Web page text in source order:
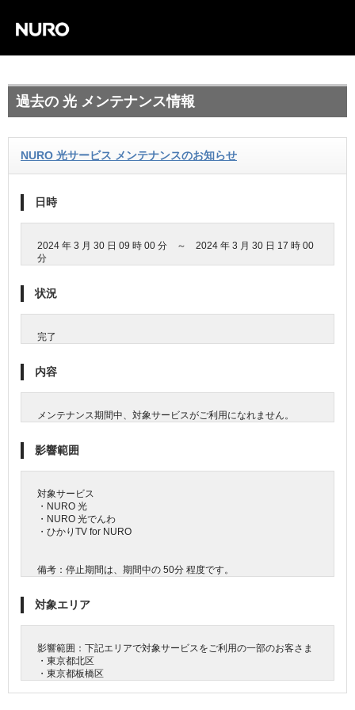
過去の 光 メンテナンス情報
NURO 光サービス メンテナンスのお知らせ
日時
2024 年 3 月 30 日 09 時 00 分 ～ 2024 年 3 月 30 日 17 時 00
分
状況
完了
内容
メンテナンス期間中、対象サービスがご利用になれません。
影響範囲
対象サービス
・NURO 光
・NURO 光でんわ
・ひかりTV for NURO
備考：停止期間は、期間中の 50分 程度です。
対象エリア
影響範囲：下記エリアで対象サービスをご利用の一部のお客さま
・東京都北区
・東京都板橋区